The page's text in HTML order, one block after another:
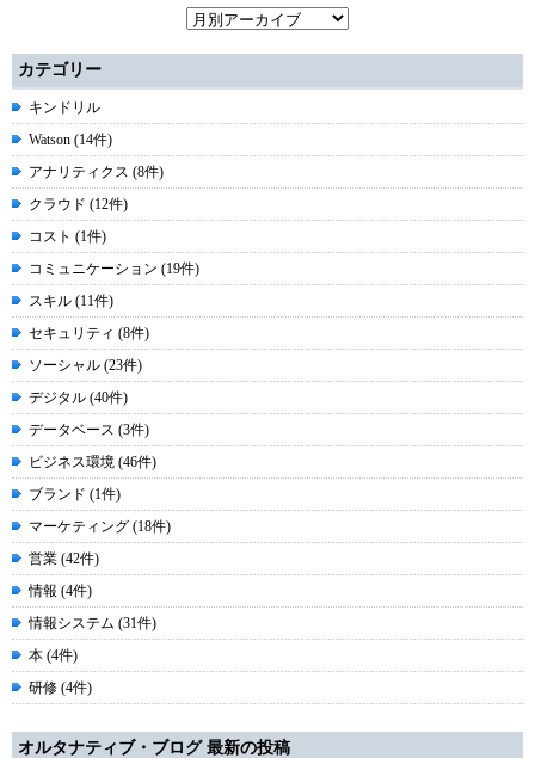
カテゴリー
キンドリル
Watson (14件)
アナリティクス (8件)
クラウド (12件)
コスト (1件)
コミュニケーション (19件)
スキル (11件)
セキュリティ (8件)
ソーシャル (23件)
デジタル (40件)
データベース (3件)
ビジネス環境 (46件)
ブランド (1件)
マーケティング (18件)
営業 (42件)
情報 (4件)
情報システム (31件)
本 (4件)
研修 (4件)
オルタナティブ・ブログ 最新の投稿